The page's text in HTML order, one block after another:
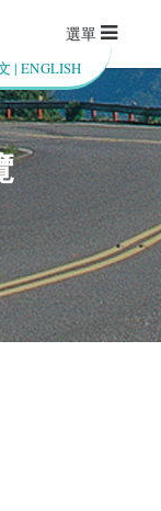
|ENGLISH
選單